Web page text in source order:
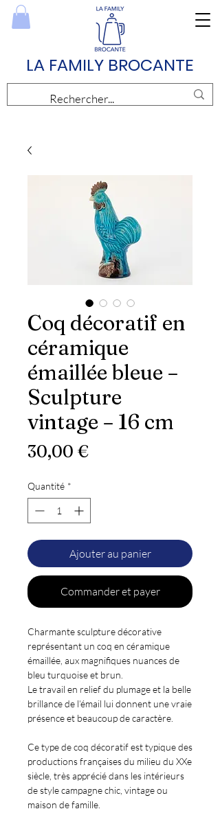
LA FAMILY BROCANTE
Coq décoratif en
céramique
émaillée bleue –
Sculpture
vintage – 16 cm
30,00 €Prix
Quantité *
Ajouter au panier
Commander et payer
Charmante sculpture décorative
représentant un coq en céramique
émaillée, aux magnifiques nuances de
bleu turquoise et brun.
Le travail en relief du plumage et la belle
brillance de l’émail lui donnent une vraie
présence et beaucoup de caractère.
Ce type de coq décoratif est typique des
productions françaises du milieu du XXe
siècle, très apprécié dans les intérieurs
de style campagne chic, vintage ou
maison de famille.